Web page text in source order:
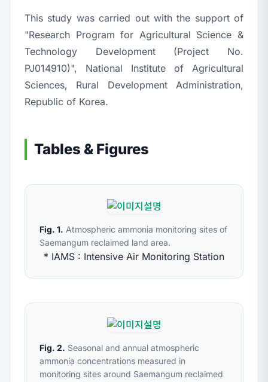
This study was carried out with the support of
"Research Program for Agricultural Science &
Technology Development (Project No.
PJ014910)", National Institute of Agricultural
Sciences, Rural Development Administration,
Republic of Korea.
Tables & Figures
Fig. 1. Atmospheric ammonia monitoring sites of
Saemangum reclaimed land area.
* IAMS : Intensive Air Monitoring Station
Fig. 2. Seasonal and annual atmospheric
ammonia concentrations measured in
monitoring sites around Saemangum reclaimed